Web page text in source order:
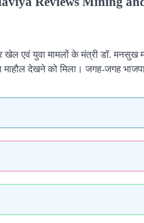
खेल एवं युवा मामलों के मंत्री डॉ. मनसुख
देखने को मिला। जगह-जगह भाजपा